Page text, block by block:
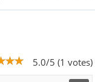
5.0/5 (1 votes)